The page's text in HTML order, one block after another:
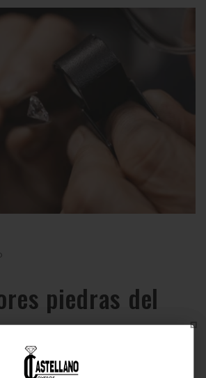
piedras del
la Bolsa del Diamante de